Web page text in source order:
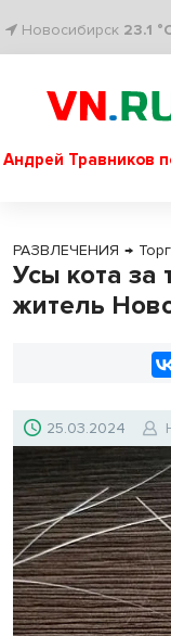
Новосибирск 23.1
Андрей Травников
РАЗВЛЕЧЕНИЯ →
Усы кота за
житель
25.03.2024